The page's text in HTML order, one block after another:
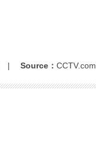
| Source： CCTV.com